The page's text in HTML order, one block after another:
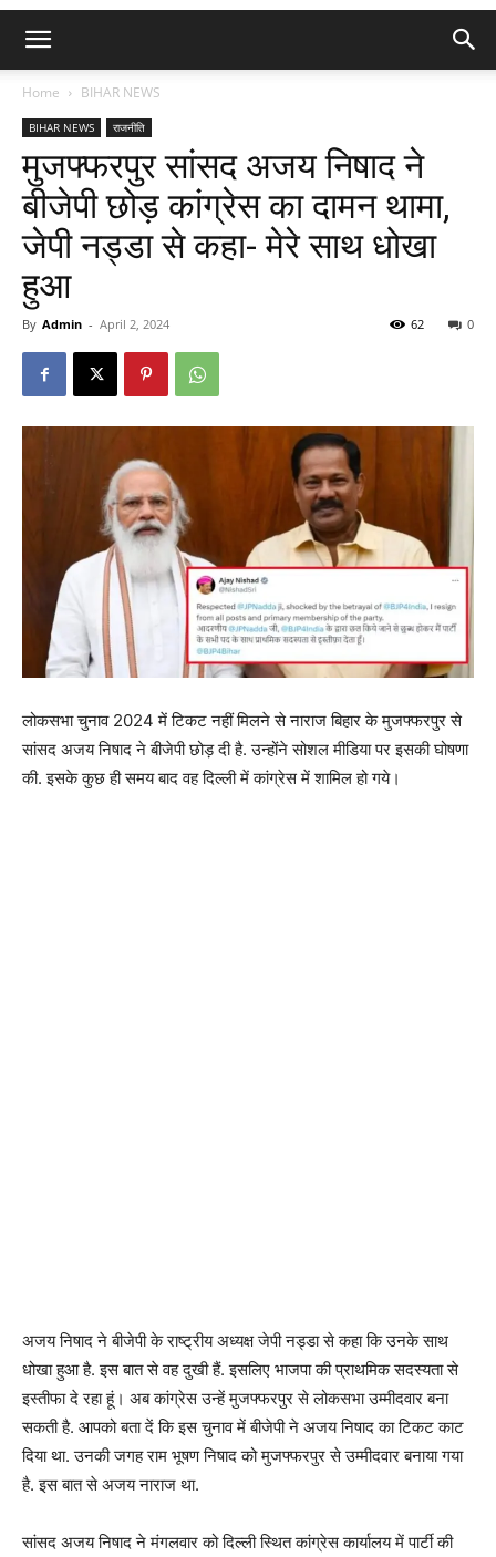
Home BIHAR NEWS
BIHAR NEWS राजनीति
मुजफ्फरपुर सांसद अजय निषाद ने
बीजेपी छोड़ कांग्रेस का दामन थामा,
जेपी नड्डा से कहा- मेरे साथ धोखा
हुआ
By Admin - April 2, 2024 0
62
लोकसभा चुनाव 2024 में टिकट नहीं मिलने से नाराज बिहार के मुजफ्फरपुर से
सांसद अजय निषाद ने बीजेपी छोड़ दी है. उन्होंने सोशल मीडिया पर इसकी घोषणा
की. इसके कुछ ही समय बाद वह दिल्ली में कांग्रेस में शामिल हो गये।
अजय निषाद ने बीजेपी के राष्ट्रीय अध्यक्ष जेपी नड्डा से कहा कि उनके साथ
धोखा हुआ है. इस बात से वह दुखी हैं. इसलिए भाजपा की प्राथमिक सदस्यता से
इस्तीफा दे रहा हूं। अब कांग्रेस उन्हें मुजफ्फरपुर से लोकसभा उम्मीदवार बना
सकती है. आपको बता दें कि इस चुनाव में बीजेपी ने अजय निषाद का टिकट काट
दिया था. उनकी जगह राम भूषण निषाद को मुजफ्फरपुर से उम्मीदवार बनाया गया
है. इस बात से अजय नाराज था.
सांसद अजय निषाद ने मंगलवार को दिल्ली स्थित कांग्रेस कार्यालय में पार्टी की